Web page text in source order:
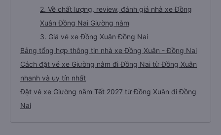
2. Về chất lượng, review, đánh giá nhà xe Đồng
Xuân Đồng Nai Giường nằm
3. Giá vé xe Đồng Xuân Đồng Nai
Bảng tổng hợp thông tin nhà xe Đồng Xuân - Đồng Nai
Cách đặt vé xe Giường nằm đi Đồng Nai từ Đồng Xuân
nhanh và uy tín nhất
Đặt vé xe Giường nằm Tết 2027 từ Đồng Xuân đi Đồng
Nai